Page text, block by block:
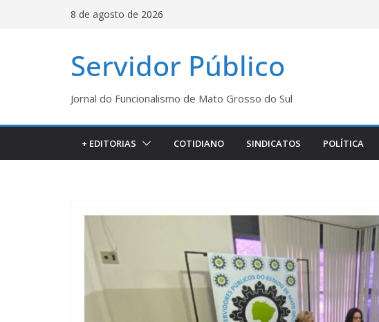
8 de agosto de 2026
Servidor Público
Jornal do Funcionalismo de Mato Grosso do Sul
+ EDITORIAS COTIDIANO SINDICATOS POLÍTICA